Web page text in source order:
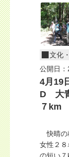
文化
公開日
4月19
D 大
７km
快晴の
女性２